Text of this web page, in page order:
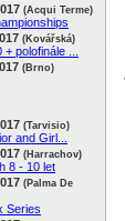
(Acqui Terme)
(Kovářská)
polofinále ...
(Brno)
(Tarvisio)
and Girl...
(Harrachov)
8 - 10 let
(Palma De
Series